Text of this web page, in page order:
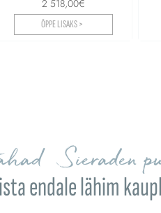
2 518,00€
ÕPPE LISAKS >
Sieraden
endale lähim